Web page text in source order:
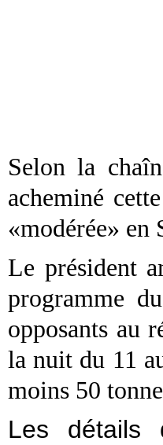
Selon la
acheminé
«modérée» en
Le président
programme
opposants au
la nuit du 11
moins 50
Les détails